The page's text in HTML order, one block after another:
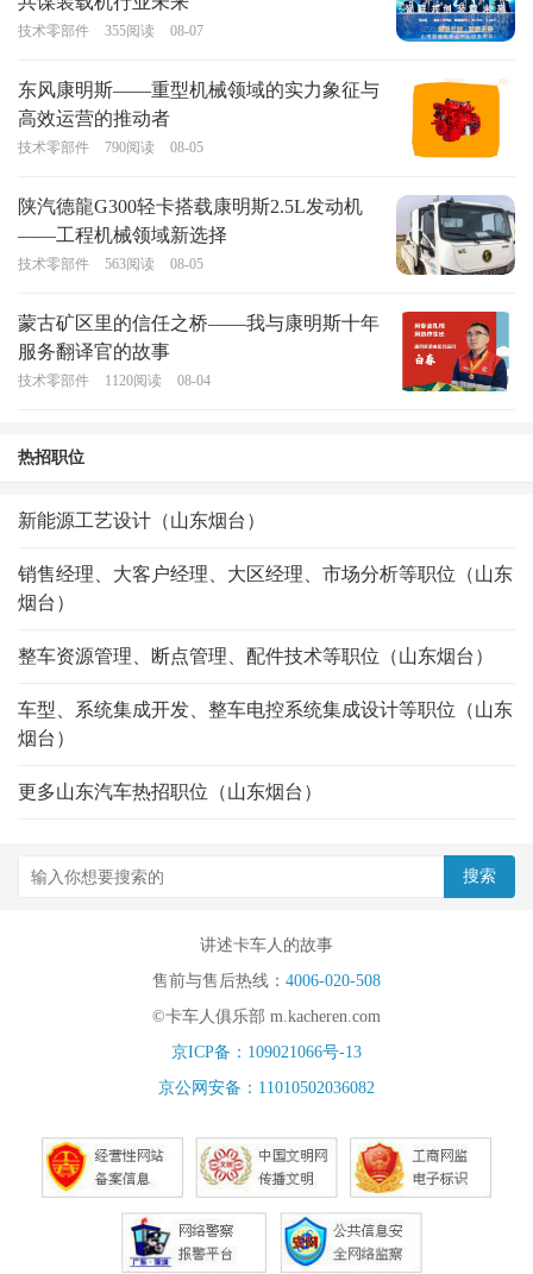
技术零部件 355阅读 08-07
东风康明斯——重型机械领域的实力象征与
高效运营的推动者
技术零部件 790阅读 08-05
陕汽德龍G300轻卡搭载康明斯2.5L发动机
——工程机械领域新选择
技术零部件 563阅读 08-05
蒙古矿区里的信任之桥——我与康明斯十年
服务翻译官的故事
技术零部件 1120阅读 08-04
热招职位
新能源工艺设计（山东烟台）
销售经理、大客户经理、大区经理、市场分析等职位（山东
烟台）
整车资源管理、断点管理、配件技术等职位（山东烟台）
车型、系统集成开发、整车电控系统集成设计等职位（山东
烟台）
更多山东汽车热招职位（山东烟台）
讲述卡车人的故事
售前与售后热线： 4006-020-508
©卡车人俱乐部 m.kacheren.com
京ICP备：109021066号-13
京公网安备：11010502036082